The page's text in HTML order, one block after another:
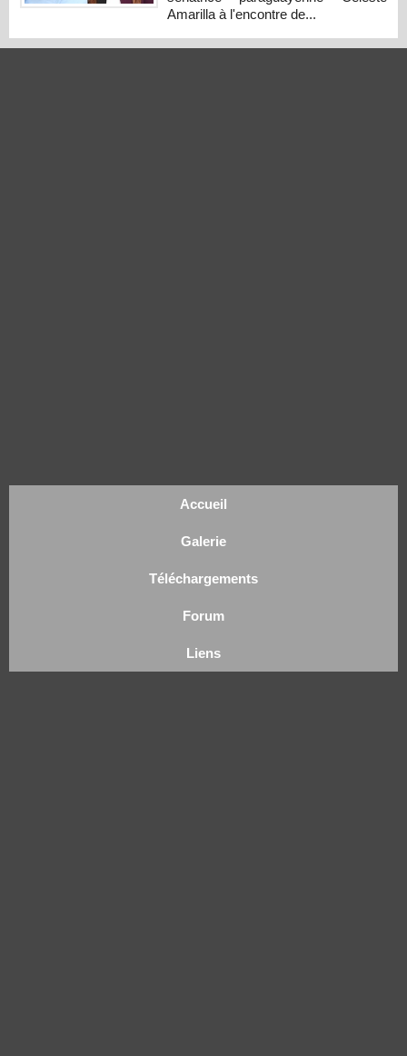
Amarilla à l'encontre de...
Accueil
Galerie
Téléchargements
Forum
Liens